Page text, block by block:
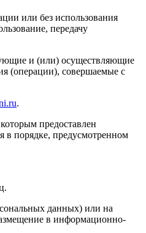
или без использования
передачу
и (или) осуществляющие
(операции), совершаемые с
.
предоставлен
в порядке, предусмотренном
данных) или на
в информационно-